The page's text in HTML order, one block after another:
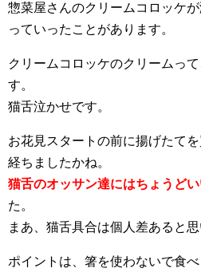
惣菜屋さんのクリームコロッケ
っていったことがあります。
クリームコロッケのクリームっ
す。
猫舌泣かせです。
お花見スタートの前に揚げたて
経ちましたかね。
猫舌のオッサン達にはちょうど
た。
まあ、猫舌具合は個人差あると思
ポイントは、箸を使わないで食べ